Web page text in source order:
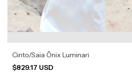
Cinto/Saia Ônix Luminari
$829.17 USD